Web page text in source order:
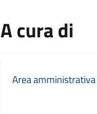
A cura di
Area amministrativa